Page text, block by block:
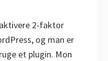
2-faktor
og man er
et plugin. Mon